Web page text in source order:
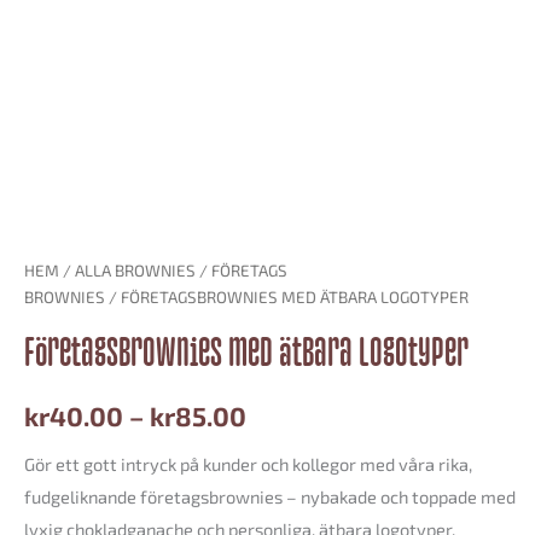
HEM /ALLA BROWNIES / FÖRETAGS
BROWNIES / FÖRETAGSBROWNIES MED ÄTBARA LOGOTYPER
Företagsbrownies med ätbara logotyper
kr40.00 – kr85.00
Gör ett gott intryck på kunder och kollegor med våra rika,
fudgeliknande företagsbrownies – nybakade och toppade med
lyxig chokladganache och personliga, ätbara logotyper.